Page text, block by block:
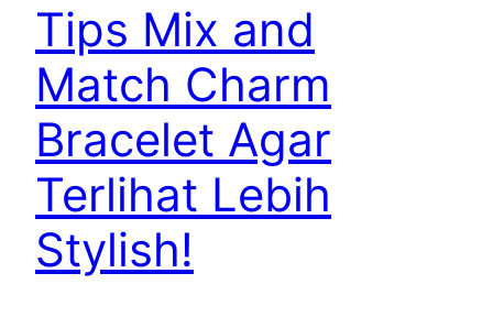
Tips Mix and
Match Charm
Bracelet Agar
Terlihat Lebih
Stylish!